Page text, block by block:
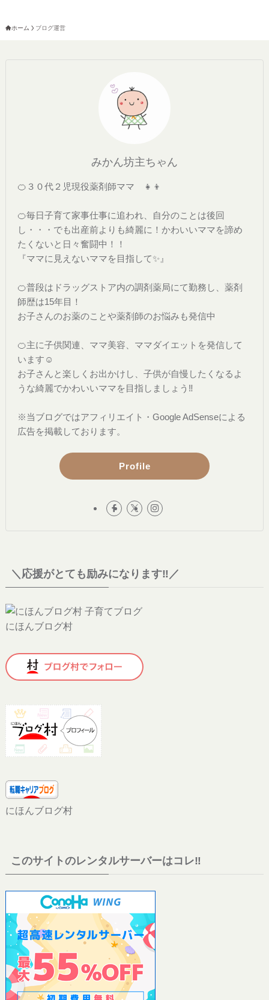
ホーム ブログ運営
みかん坊主ちゃん
🍊３０代２児現役薬剤師ママ 👧👦
🍊毎日子育て家事仕事に追われ、自分のことは後回
し・・・でも出産前よりも綺麗に！かわいいママを諦め
たくないと日々奮闘中！！
『ママに見えないママを目指して✨』
🍊普段はドラッグストア内の調剤薬局にて勤務し、薬剤
師歴は15年目！
お子さんのお薬のことや薬剤師のお悩みも発信中
🍊主に子供関連、ママ美容、ママダイエットを発信して
います☺️
お子さんと楽しくお出かけし、子供が自慢したくなるよ
うな綺麗でかわいいママを目指しましょう‼︎
※当ブログではアフィリエイト・Google AdSenseによる
広告を掲載しております。
Profile
＼応援がとても励みになります‼︎／
にほんブログ村
にほんブログ村
このサイトのレンタルサーバーはコレ‼︎